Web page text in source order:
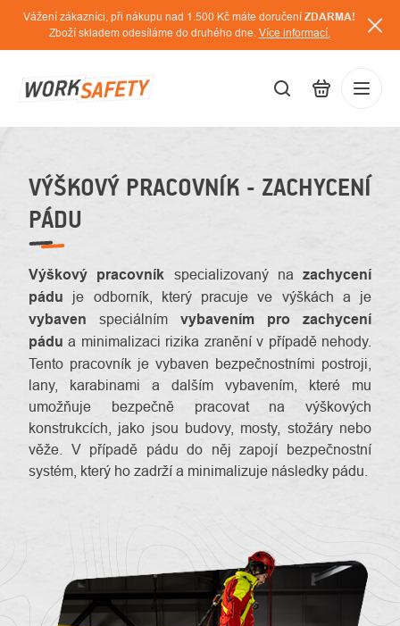
Přejít
obsah
Vážení zákazníci, při nákupu nad 1.500 Kč máte doručení ZDARMA!
Zboží skladem odesíláme do druhého dne. Více informací.
/
VÝŠKOVÝ PRACOVNÍK - ZACHYCENÍ
PÁDU
Výškový pracovník specializovaný na zachycení
pádu je odborník, který pracuje ve výškách a je
vybaven speciálním vybavením pro zachycení
pádu a minimalizaci rizika zranění v případě nehody.
Tento pracovník je vybaven bezpečnostními postroji,
lany, karabinami a dalším vybavením, které mu
umožňuje bezpečně pracovat na výškových
konstrukcích, jako jsou budovy, mosty, stožáry nebo
věže. V případě pádu do něj zapojí bezpečnostní
systém, který ho zadrží a minimalizuje následky pádu.